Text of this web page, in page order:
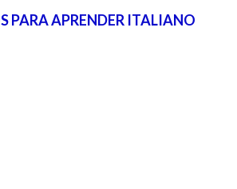
PARA APRENDER ITALIANO